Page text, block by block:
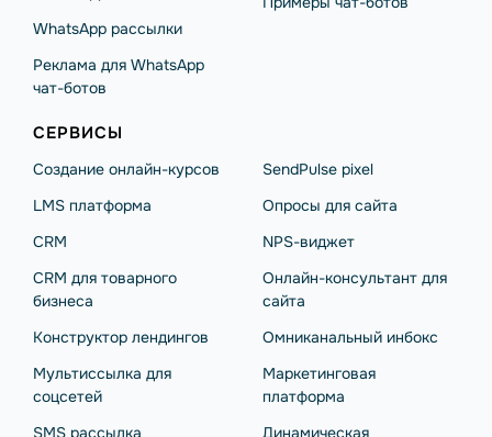
WhatsApp рассылки
Реклама для WhatsApp
чат-ботов
СЕРВИСЫ
Создание онлайн-курсов
LMS платформа
CRM
CRM для товарного
бизнеса
Конструктор лендингов
Мультиссылка для
соцсетей
SMS рассылка
SendPulse pixel
Опросы для сайта
NPS-виджет
Онлайн-консультант для
сайта
Омниканальный инбокс
Маркетинговая
платформа
Динамическая